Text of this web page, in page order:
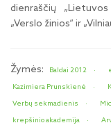
dienraščių
„Verslo žinios“ ir
Žymės: Baldai 2012
Kazimiera Prunskienė
Verbų sekmadienis
krepšinio akademija